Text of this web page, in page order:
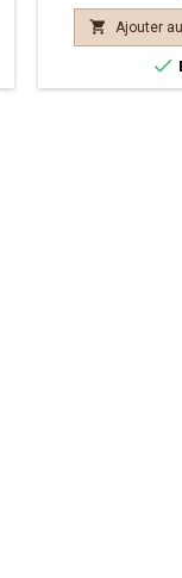
 Ajouter
